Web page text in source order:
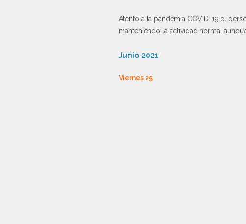
Atento a la pandemia COVID-19 el
manteniendo la actividad normal
Junio 2021
Viernes 25